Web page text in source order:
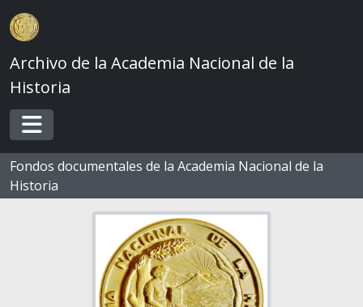
Skip to main content
Archivo de la Academia Nacional de la
Historia
Toggle navigation
Fondos documentales de la Academia Nacional de la
Historia